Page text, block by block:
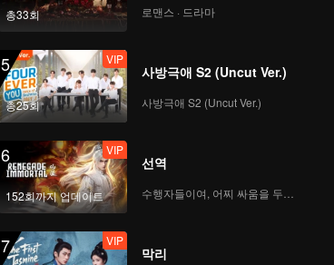
118
VIP
120
VIP
총33회 로맨스 · 드라마
5
총25회
VIP
사방극애 S2 (Uncut Ver.)
사방극애 S2 (Uncut Ver.)
6
152회까지 업데이트
VIP
선역
7 VIP
막리